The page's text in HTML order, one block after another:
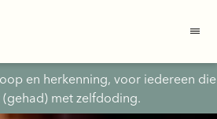
en herkenning, voor iedereen die
met zelfdoding.